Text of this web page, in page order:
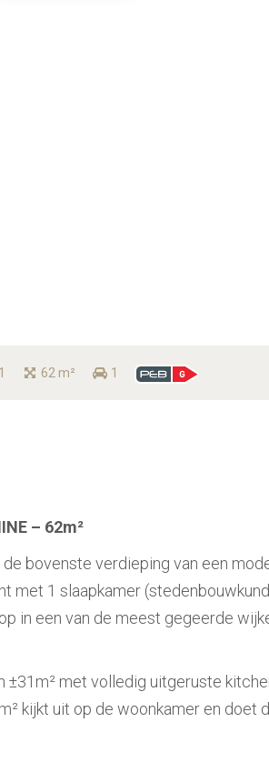
1 62 m² 1
– 62m²
bovenste verdieping van een
met 1 slaapkamer
in een van de meest gegeerde
±31m² met volledig uitgeruste
kijkt uit op de woonkamer en doet